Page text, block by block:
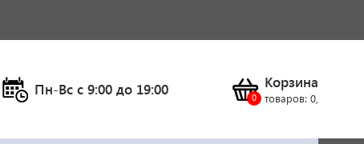
Пн-Вс c 9:00 до 19:00 Корзина
товаров: 0,